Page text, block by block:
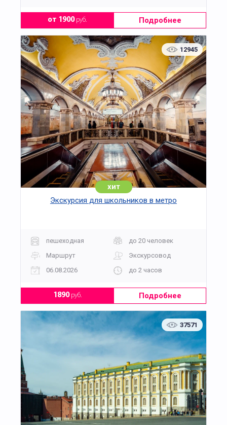
фрагментов, демонстрация рукописей
Пушкина, обсуждение ключевых сцен.
Экскурсия подходит для школьников,
студентов и взрослых, интересующихся
русской литературой и историей культуры.
Рекомендуется предварительная запись.
В стоимость входит входной билет в
музей и работа экскурсовода.
от 1900руб. Подробнее
12945
хит
Экскурсия для школьников в метро
пешеходная
до 20 человек
Маршрут
Экскурсовод
06.08.2026
до 2 часов
1890руб. Подробнее
37571